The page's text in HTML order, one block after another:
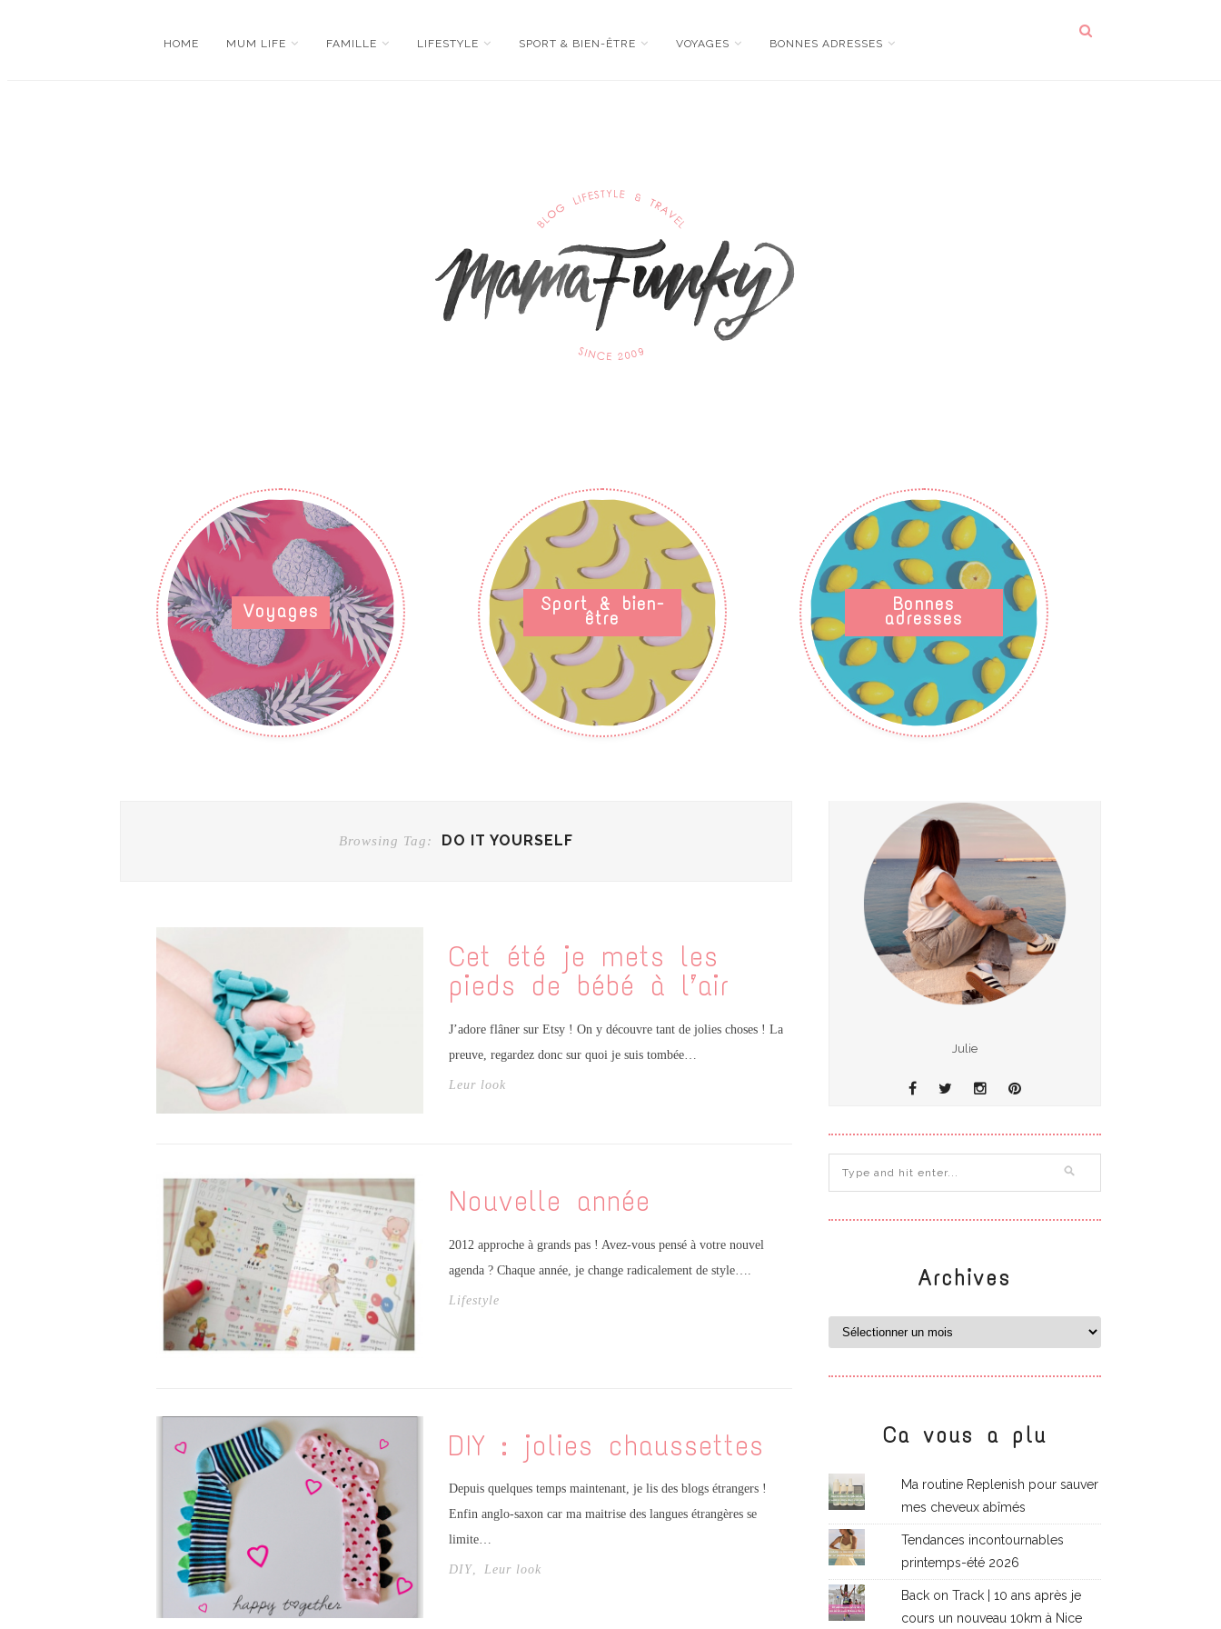
HOME MUM LIFE FAMILLE LIFESTYLE SPORT & BIEN-ÊTRE VOYAGES BONNES ADRESSES
Voyages Sport & bien-
être
Bonnes
adresses
Browsing Tag: DO IT YOURSELF
Cet été je mets les
pieds de bébé à l’air
J’adore flâner sur Etsy ! On y découvre tant de jolies choses ! La
preuve, regardez donc sur quoi je suis tombée…
Leur look
Nouvelle année
2012 approche à grands pas ! Avez-vous pensé à votre nouvel
agenda ? Chaque année, je change radicalement de style….
Lifestyle
DIY : jolies chaussettes
Depuis quelques temps maintenant, je lis des blogs étrangers !
Enfin anglo-saxon car ma maitrise des langues étrangères se
limite…
DIY, Leur look
Julie
Archives
Ca vous a plu
Ma routine Replenish pour sauver
mes cheveux abîmés
Tendances incontournables
printemps-été 2026
Back on Track | 10 ans après je
cours un nouveau 10km à Nice